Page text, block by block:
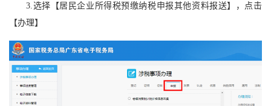
3.选择【居民企业所得税预缴纳税申报其他资料报送】，点击
【办理】